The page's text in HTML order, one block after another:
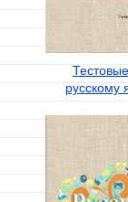
русскому